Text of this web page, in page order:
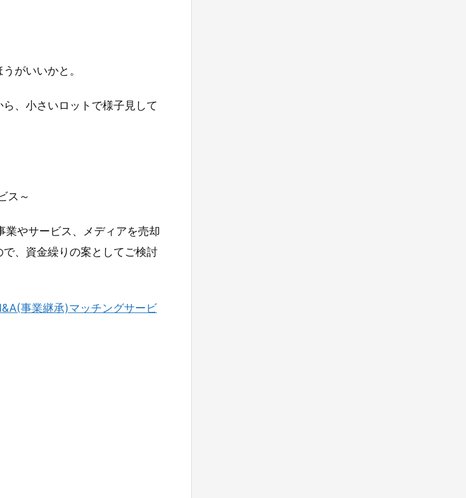
がいいかと。
、小さいロットで様子見して
ス～
やサービス、メディアを売却
、資金繰りの案としてご検討
事業継承)マッチングサービ